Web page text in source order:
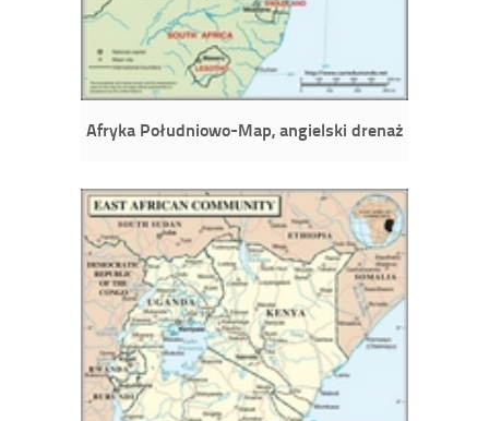
Afryka Południowo-Map, angielski drenaż